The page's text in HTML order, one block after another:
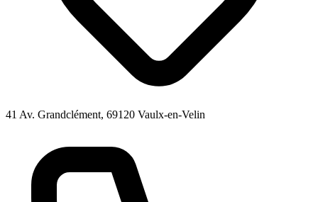
41 Av. Grandclément, 69120 Vaulx-en-Velin